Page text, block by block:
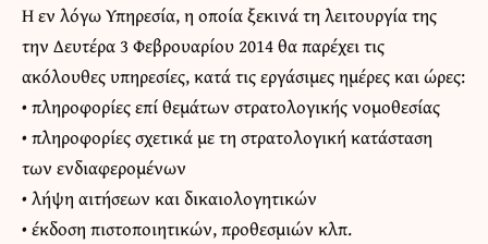
Η εν λόγω Υπηρεσία, η οποία ξεκινά τη λειτουργία της
την Δευτέρα 3 Φεβρουαρίου 2014 θα παρέχει τις
ακόλουθες υπηρεσίες, κατά τις εργάσιμες ημέρες και ώρες:
• πληροφορίες επί θεμάτων στρατολογικής νομοθεσίας
• πληροφορίες σχετικά με τη στρατολογική κατάσταση
των ενδιαφερομένων
• λήψη αιτήσεων και δικαιολογητικών
• έκδοση πιστοποιητικών, προθεσμιών κλπ.